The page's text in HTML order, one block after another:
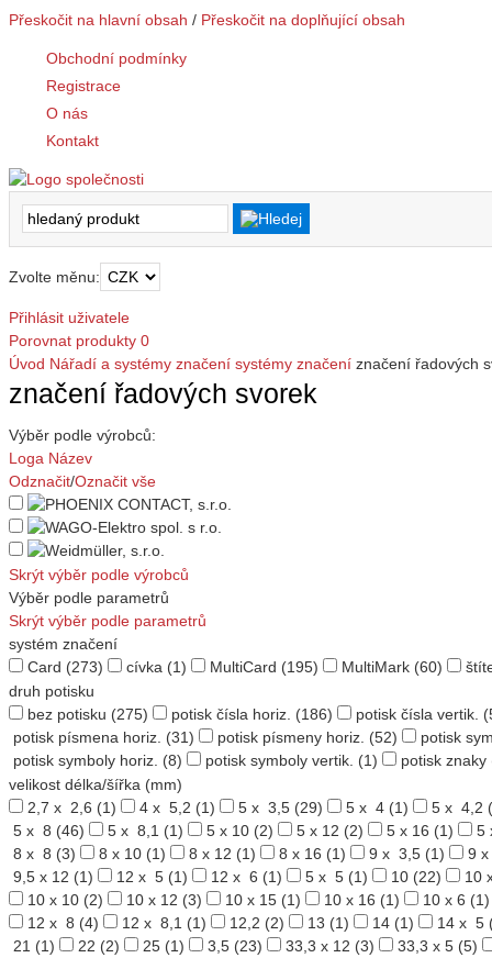
Přeskočit na hlavní obsah / Přeskočit na doplňující obsah
Obchodní podmínky
Registrace
O nás
Kontakt
Zvolte měnu:
Přihlásit uživatele
Porovnat produkty 0
Úvod Nářadí a systémy značení systémy značení značení řadových
značení řadových svorek
Výběr podle výrobců:
Loga Název
Odznačit/Označit vše
Skrýt výběr podle výrobců
Výběr podle parametrů
Skrýt výběr podle parametrů
systém značení
Card (273) cívka (1) MultiCard (195) MultiMark (60)
druh potisku
bez potisku (275) potisk čísla horiz. (186) potisk čísla vertik.
potisk písmena horiz. (31) potisk písmeny horiz. (52)
potisk
potisk symboly horiz. (8) potisk symboly vertik. (1) potisk znaky
velikost délka/šířka (mm)
2,7 x 2,6 (1) 4 x 5,2 (1) 5 x 3,5 (29) 5 x 4 (1) 5 x 4,2
5 x 8 (46) 5 x 8,1 (1) 5 x 10 (2) 5 x 12 (2) 5 x 16 (1)
5
8 x 8 (3) 8 x 10 (1) 8 x 12 (1) 8 x 16 (1) 9 x 3,5 (1)
9
9,5 x 12 (1) 12 x 5 (1) 12 x 6 (1) 5 x 5 (1) 10 (22)
10
10 x 10 (2) 10 x 12 (3) 10 x 15 (1) 10 x 16 (1) 10 x 6 (1)
12 x 8 (4) 12 x 8,1 (1) 12,2 (2) 13 (1) 14 (1) 14 x 5
21 (1) 22 (2) 25 (1) 3,5 (23) 33,3 x 12 (3) 33,3 x 5 (5)